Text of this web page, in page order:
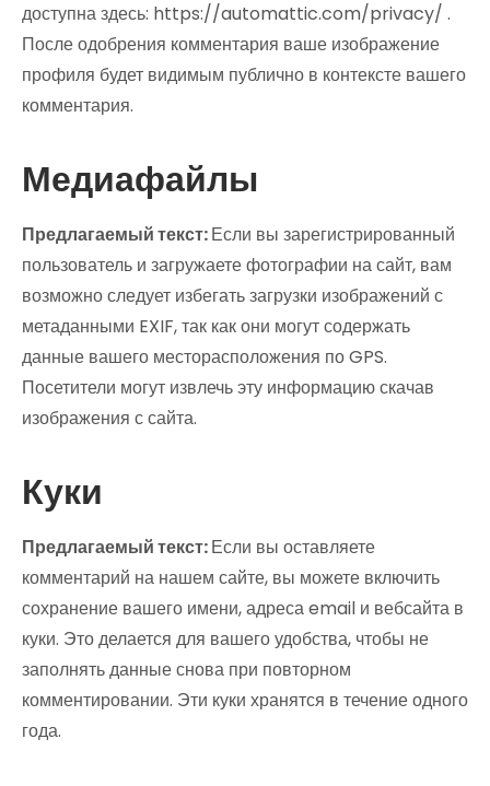
доступна здесь: https://automattic.com/privacy/ .
После одобрения комментария ваше изображение
профиля будет видимым публично в контексте вашего
комментария.
Медиафайлы
Предлагаемый текст:Если вы зарегистрированный
пользователь и загружаете фотографии на сайт, вам
возможно следует избегать загрузки изображений с
метаданными EXIF, так как они могут содержать
данные вашего месторасположения по GPS.
Посетители могут извлечь эту информацию скачав
изображения с сайта.
Куки
Предлагаемый текст:Если вы оставляете
комментарий на нашем сайте, вы можете включить
сохранение вашего имени, адреса email и вебсайта в
куки. Это делается для вашего удобства, чтобы не
заполнять данные снова при повторном
комментировании. Эти куки хранятся в течение одного
года.